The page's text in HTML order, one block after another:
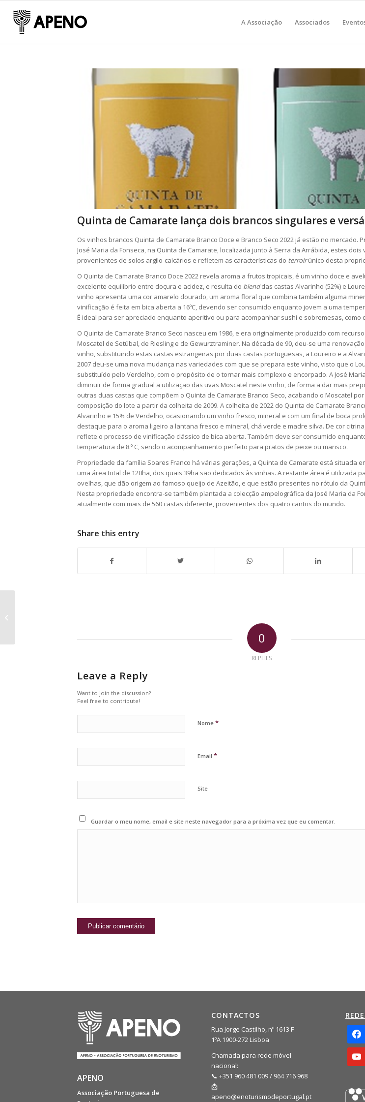
A Associação Associados
Quinta de Camarate lança dois brancos singulares e
Os vinhos brancos Quinta de Camarate Branco Doce e Branco Seco 2022 já estão no mercado.
José Maria da Fonseca, na Quinta de Camarate, localizada junto à Serra da Arrábida, estes dois
provenientes de solos argilo-calcários e refletem as características do terroirúnico desta
O Quinta de Camarate Branco Doce 2022 revela aroma a frutos tropicais, é um vinho doce e
excelente equilíbrio entre doçura e acidez, e resulta do blenddas castas Alvarinho (52%) e
vinho apresenta uma cor amarelo dourado, um aroma floral que combina também alguma
vinificação é feita em bica aberta a 16ºC, devendo ser consumido enquanto jovem a uma
É ideal para ser apreciado enquanto aperitivo ou para acompanhar sushi e sobremesas, como
O Quinta de Camarate Branco Seco nasceu em 1986, e era originalmente produzido com
Moscatel de Setúbal, de Riesling e de Gewurztraminer. Na década de 90, deu-se uma
vinho, substituindo estas castas estrangeiras por duas castas portuguesas, a Loureiro e a
2007 deu-se uma nova mudança nas variedades com que se prepara este vinho, visto que o
substituído pelo Verdelho, com o propósito de o tornar mais complexo e encorpado. A José
diminuir de forma gradual a utilização das uvas Moscatel neste vinho, de forma a dar mais
outras duas castas que compõem o Quinta de Camarate Branco Seco, acabando o Moscatel
composição do lote a partir da colheita de 2009. A colheita de 2022 do Quinta de Camarate
Alvarinho e 15% de Verdelho, ocasionando um vinho fresco, mineral e com um final de boca
destaque para o aroma ligeiro a lantana fresco e mineral, chá verde e madre silva. De cor
reflete o processo de vinificação clássico de bica aberta. Também deve ser consumido
temperatura de 8.º C, sendo o acompanhamento perfeito para pratos de peixe ou marisco.
Propriedade da família Soares Franco há várias gerações, a Quinta de Camarate está situada
uma área total de 120ha, dos quais 39ha são dedicados às vinhas. A restante área é utilizada
ovelhas, que dão origem ao famoso queijo de Azeitão, e que estão presentes no rótulo da
Nesta propriedade encontra-se também plantada a colecção ampelográfica da José Maria da
atualmente com mais de 560 castas diferente, provenientes dos quatro cantos do mundo.
Share this entry
0
REPLIES
Leave a Reply
Want to join the discussion?
Feel free to contribute!
Nome *
Email *
Site
Guardar o meu nome, email e site neste navegador para a próxima vez que eu comentar.
APENO
Associação Portuguesa de
CONTACTOS
Rua Jorge Castilho, nº 1613 F
1ºA 1900-272 Lisboa
Chamada para rede móvel
nacional:
📞 +351 960 481 009 / 964 716 968
📩
apeno@enoturismodeportugal.pt